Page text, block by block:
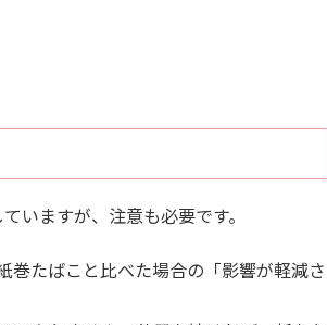
いますが、注意も必要です。
巻たばこと比べた場合の「影響が軽減さ